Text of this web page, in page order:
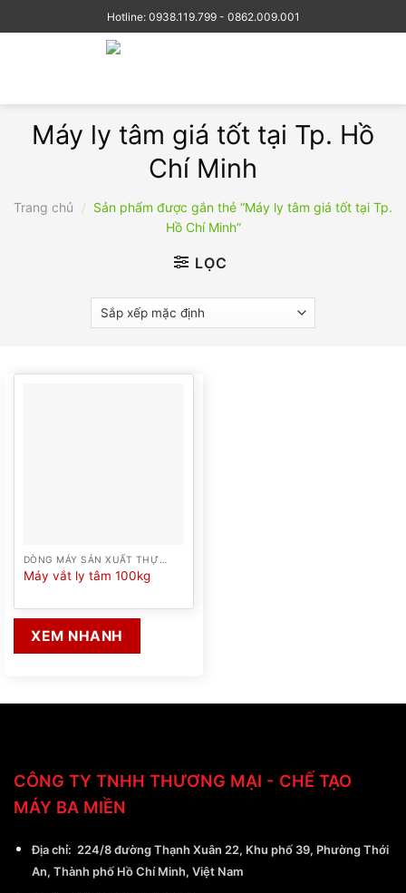
to
Hotline: 0938.119.799 - 0862.009.001
Máy ly tâm giá tốt tại Tp. Hồ
Chí Minh
Trang chủ / Sản phẩm được gắn thẻ “Máy ly tâm giá tốt tại Tp.
Hồ Chí Minh”
LỌC
Máy vắt ly tâm 100kg
XEM NHANH
CÔNG TY TNHH THƯƠNG MẠI - CHẾ TẠO
MÁY BA MIỀN
Địa chỉ: 224/8 đường Thạnh Xuân 22, Khu phố 39, Phường Thới
An, Thành phố Hồ Chí Minh, Việt Nam